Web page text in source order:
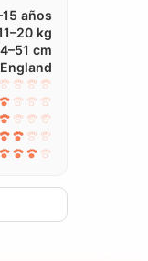
años
kg
cm
England